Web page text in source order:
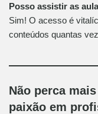
Posso assistir as
Sim! O acesso é
conteúdos quantas
Não perca
paixão em